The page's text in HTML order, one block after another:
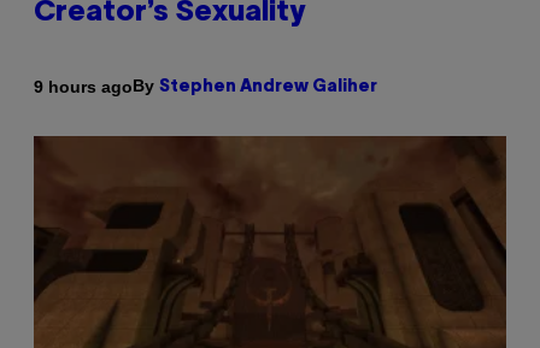
Creator’s Sexuality
9 hours agoBy Stephen Andrew Galiher